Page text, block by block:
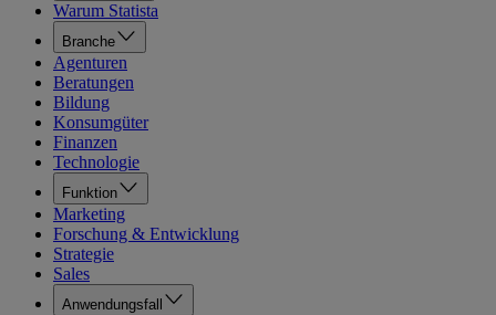
Warum Statista
Branche
Agenturen
Beratungen
Bildung
Konsumgüter
Finanzen
Technologie
Funktion
Marketing
Forschung & Entwicklung
Strategie
Sales
Anwendungsfall